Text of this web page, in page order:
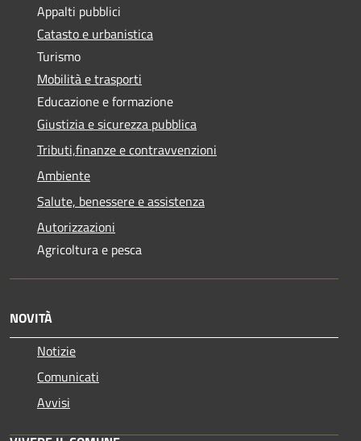
Appalti pubblici
Catasto e urbanistica
Turismo
Mobilità e trasporti
Educazione e formazione
Giustizia e sicurezza pubblica
Tributi,finanze e contravvenzioni
Ambiente
Salute, benessere e assistenza
Autorizzazioni
Agricoltura e pesca
NOVITÀ
Notizie
Comunicati
Avvisi